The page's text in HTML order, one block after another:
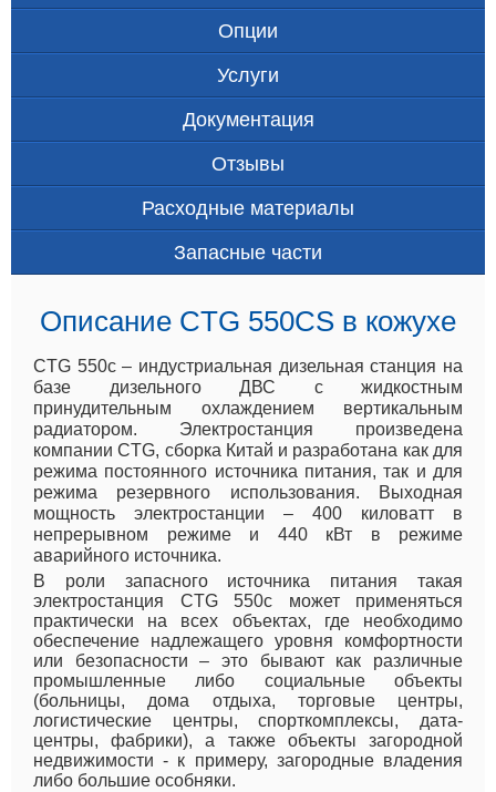
Опции
Услуги
Документация
Отзывы
Расходные материалы
Запасные части
Описание CTG 550CS в кожухе
CTG 550c – индустриальная дизельная станция на
базе дизельного ДВС с жидкостным
принудительным охлаждением вертикальным
радиатором. Электростанция произведена
компании CTG, сборка Китай и разработана как для
режима постоянного источника питания, так и для
режима резервного использования. Выходная
мощность электростанции – 400 киловатт в
непрерывном режиме и 440 кВт в режиме
аварийного источника.
В роли запасного источника питания такая
электростанция CTG 550c может применяться
практически на всех объектах, где необходимо
обеспечение надлежащего уровня комфортности
или безопасности – это бывают как различные
промышленные либо социальные объекты
(больницы, дома отдыха, торговые центры,
логистические центры, спорткомплексы, дата-
центры, фабрики), а также объекты загородной
недвижимости - к примеру, загородные владения
либо большие особняки.